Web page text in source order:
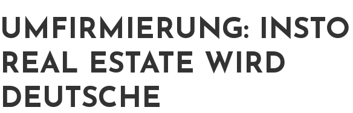
UMFIRMIERUNG:
REAL ESTATE WIRD
DEUTSCHE